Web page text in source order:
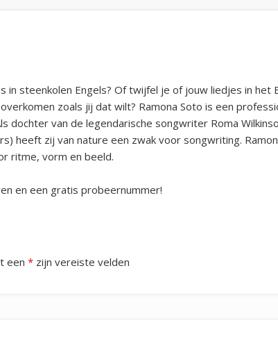
in steenkolen Engels? Of twijfel je of jouw liedjes in het
zoals jij dat wilt? Ramona Soto is een
dochter van de legendarische songwriter Roma
heeft zij van nature een zwak voor songwriting.
ritme, vorm en beeld.
en een gratis probeernummer!
een* zijn vereiste velden